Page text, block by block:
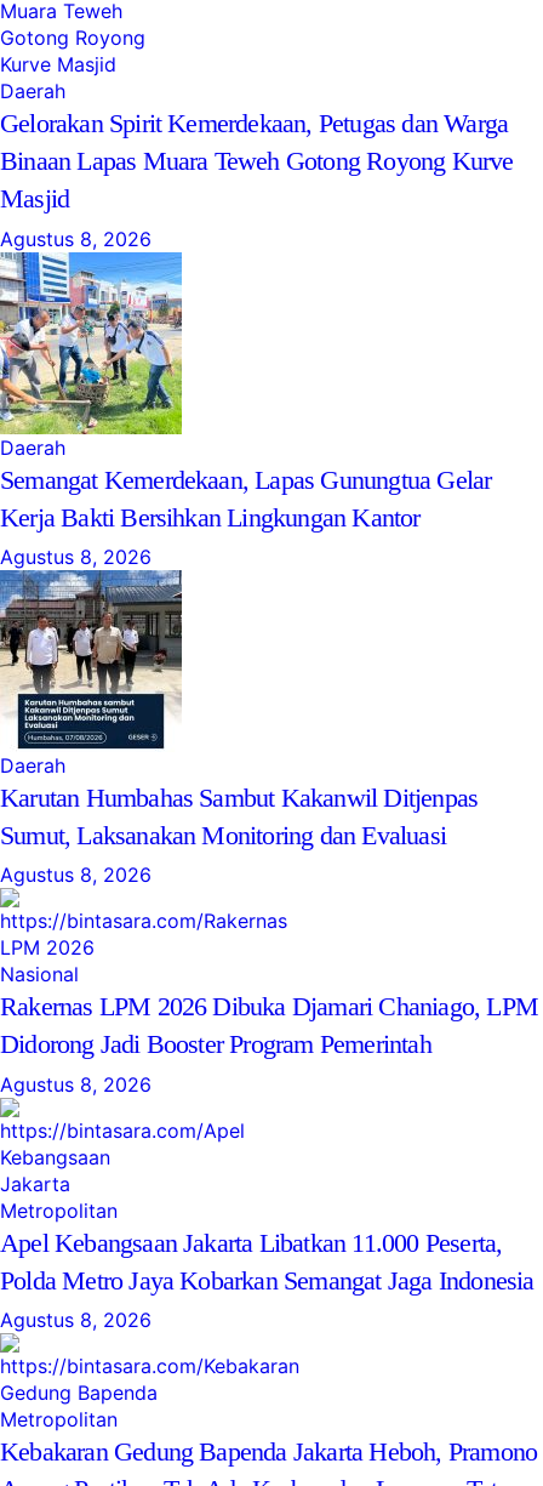
Daerah
Gelorakan Spirit Kemerdekaan, Petugas dan Warga
Binaan Lapas Muara Teweh Gotong Royong Kurve
Masjid
Agustus 8, 2026
Daerah
Semangat Kemerdekaan, Lapas Gunungtua Gelar
Kerja Bakti Bersihkan Lingkungan Kantor
Agustus 8, 2026
Daerah
Karutan Humbahas Sambut Kakanwil Ditjenpas
Sumut, Laksanakan Monitoring dan Evaluasi
Agustus 8, 2026
Nasional
Rakernas LPM 2026 Dibuka Djamari Chaniago, LPM
Didorong Jadi Booster Program Pemerintah
Agustus 8, 2026
Metropolitan
Apel Kebangsaan Jakarta Libatkan 11.000 Peserta,
Polda Metro Jaya Kobarkan Semangat Jaga Indonesia
Agustus 8, 2026
Metropolitan
Kebakaran Gedung Bapenda Jakarta Heboh, Pramono